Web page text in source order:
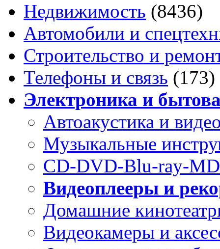
Недвижимость (8436)
Автомобили и
Строительство и
Телефоны и связь (173)
Электроника и
Автоакустика и
Музыкальные
CD-DVD-Blu-ray-
Видеоплееры и
Домашние
Видеокамеры и